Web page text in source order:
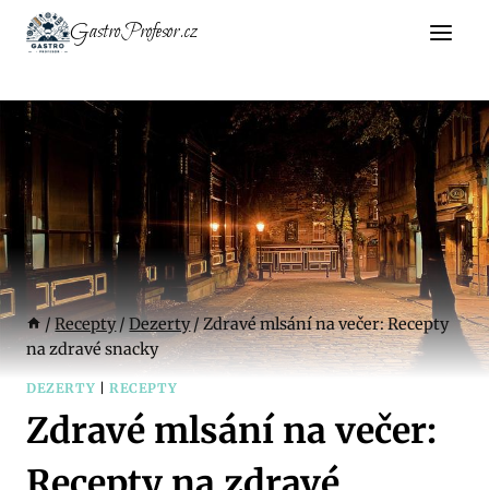
Přeskočit
GastroProfesor.cz
/Recepty/Dezerty/Zdravé mlsání na večer: Recepty
na zdravé snacky
DEZERTY RECEPTY
Zdravé mlsání na večer: